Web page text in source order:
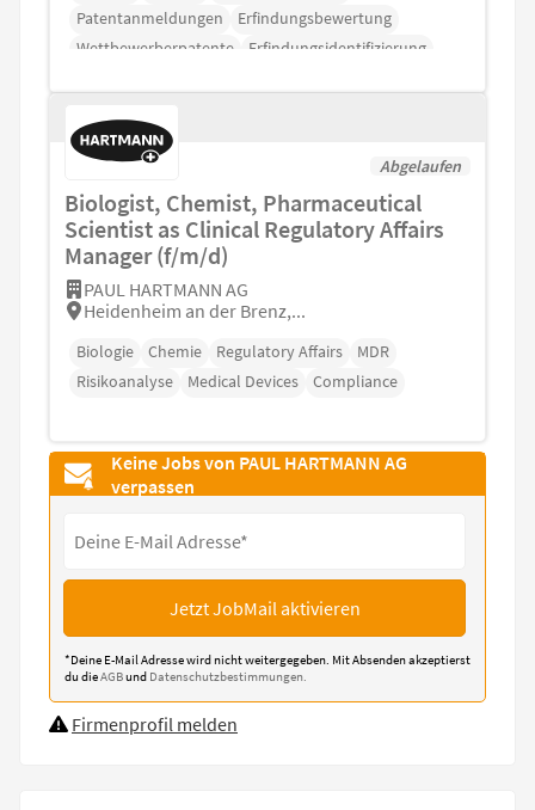
Patentanmeldungen
Erfindungsbewertung
Wettbewerberpatente
Erfindungsidentifizierung
Abgelaufen
Biologist, Chemist, Pharmaceutical
Scientist as Clinical Regulatory Affairs
Manager (f/m/d)
PAUL HARTMANN AG
Heidenheim an der Brenz,...
Biologie Chemie Regulatory Affairs
MDR
Risikoanalyse
Medical Devices Compliance
Keine Jobs von PAUL HARTMANN AG
verpassen
Jetzt JobMail aktivieren
*Deine E-Mail Adresse wird nicht weitergegeben. Mit Absenden akzeptierst
du dieAGBund Datenschutzbestimmungen.
Firmenprofil melden